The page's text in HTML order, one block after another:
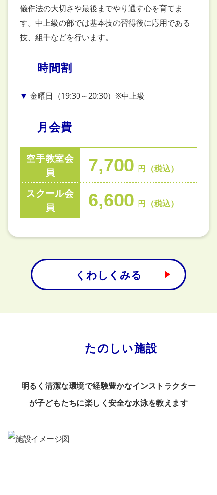
儀作法の大切さや最後までやり通す心を育てま
す。中上級の部では基本技の習得後に応用である
技、組手などを行います。
時間割
金曜日（19:30～20:30）※中上級
月会費
空手教室会
員
7,700 円（税込）
スクール会
員
6,600 円（税込）
くわしくみる
たのしい施設
明るく清潔な環境で経験豊かなインストラクター
が子どもたちに楽しく安全な水泳を教えます